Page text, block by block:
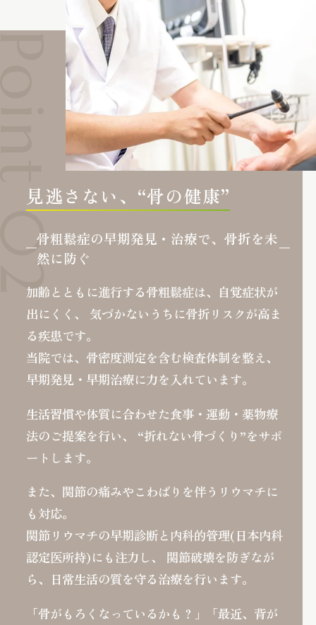
見逃さない、“骨の健康”
骨粗鬆症の早期発見・治療で、骨折を未
然に防ぐ
加齢とともに進行する骨粗鬆症は、自覚症状が
出にくく、
気づかないうちに骨折リスクが高ま
る疾患です。
当院では、骨密度測定を含む検査体制を整え、
早期発見・早期治療に力を入れています。
生活習慣や体質に合わせた食事・運動・薬物療
法のご提案を行い、
“折れない骨づくり”をサポ
ートします。
また、関節の痛みやこわばりを伴うリウマチに
も対応。
関節リウマチの早期診断と内科的管理(日本内科
認定医所持)にも注力し、
関節破壊を防ぎなが
ら、日常生活の質を守る治療を行います。
「骨がもろくなっているかも？」「最近、背が